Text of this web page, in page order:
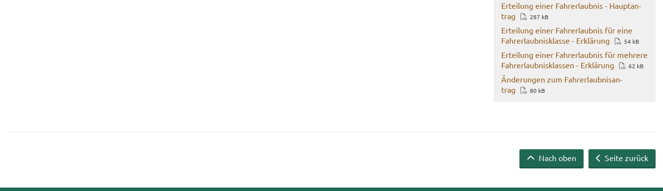
Er­tei­lung einer Fahr­erlaub­nis - Haupt­an­
trag
287 kB
Er­tei­lung einer Fahr­erlaub­nis für eine
Fahr­erlaub­nis­klas­se - Er­klä­rung
54 kB
Er­tei­lung einer Fahr­erlaub­nis für meh­re­re
Fahr­erlaub­nis­klas­sen - Er­klä­rung
62 kB
Än­de­run­gen zum Fahr­erlaub­nis­an­
trag
80 kB
Seite zurück
Nach oben